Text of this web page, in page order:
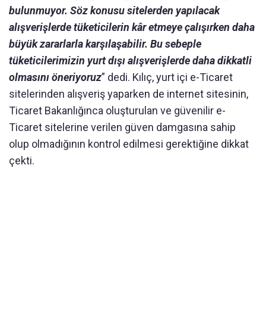
bulunmuyor. Söz konusu sitelerden yapılacak
alışverişlerde tüketicilerin kâr etmeye çalışırken daha
büyük zararlarla karşılaşabilir. Bu sebeple
tüketicilerimizin yurt dışı alışverişlerde daha dikkatli
olmasını öneriyoruz” dedi. Kılıç, yurt içi e-Ticaret
sitelerinden alışveriş yaparken de internet sitesinin,
Ticaret Bakanlığınca oluşturulan ve güvenilir e-
Ticaret sitelerine verilen güven damgasına sahip
olup olmadığının kontrol edilmesi gerektiğine dikkat
çekti.